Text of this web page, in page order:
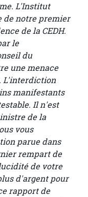
L'Institut
de notre premier
de la CEDH.
le
du
une menace
L'interdiction
manifestants
Il n'est
de la
vous
parue dans
rempart de
de votre
d'argent pour
rapport de